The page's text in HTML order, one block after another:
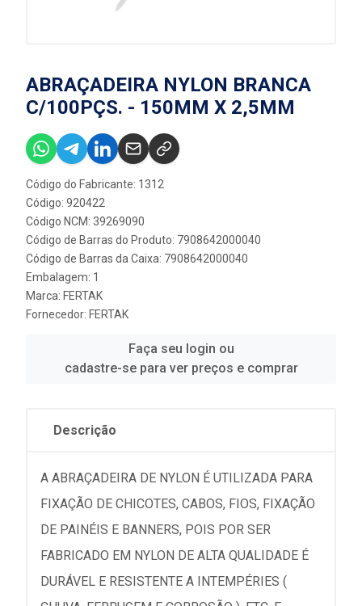
ABRAÇADEIRA NYLON BRANCA
C/100PÇS. - 150MM X 2,5MM
Código do Fabricante: 1312
Código: 920422
Código NCM: 39269090
Código de Barras do Produto: 7908642000040
Código de Barras da Caixa: 7908642000040
Embalagem: 1
Marca: FERTAK
Fornecedor: FERTAK
Faça seu login ou
cadastre-se para ver preços e comprar
Descrição
A ABRAÇADEIRA DE NYLON É UTILIZADA PARA
FIXAÇÃO DE CHICOTES, CABOS, FIOS, FIXAÇÃO
DE PAINÉIS E BANNERS, POIS POR SER
FABRICADO EM NYLON DE ALTA QUALIDADE É
DURÁVEL E RESISTENTE A INTEMPÉRIES (